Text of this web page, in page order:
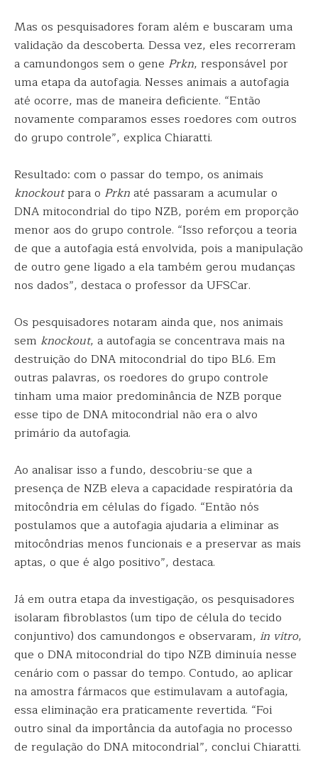
Mas os pesquisadores foram além e buscaram uma
validação da descoberta. Dessa vez, eles recorreram
a camundongos sem o gene Prkn, responsável por
uma etapa da autofagia. Nesses animais a autofagia
até ocorre, mas de maneira deficiente. “Então
novamente comparamos esses roedores com outros
do grupo controle”, explica Chiaratti.
Resultado: com o passar do tempo, os animais
knockoutpara o Prknaté passaram a acumular o
DNA mitocondrial do tipo NZB, porém em proporção
menor aos do grupo controle. “Isso reforçou a teoria
de que a autofagia está envolvida, pois a manipulação
de outro gene ligado a ela também gerou mudanças
nos dados”, destaca o professor da UFSCar.
Os pesquisadores notaram ainda que, nos animais
sem knockout, a autofagia se concentrava mais na
destruição do DNA mitocondrial do tipo BL6. Em
outras palavras, os roedores do grupo controle
tinham uma maior predominância de NZB porque
esse tipo de DNA mitocondrial não era o alvo
primário da autofagia.
Ao analisar isso a fundo, descobriu-se que a
presença de NZB eleva a capacidade respiratória da
mitocôndria em células do fígado. “Então nós
postulamos que a autofagia ajudaria a eliminar as
mitocôndrias menos funcionais e a preservar as mais
aptas, o que é algo positivo”, destaca.
Já em outra etapa da investigação, os pesquisadores
isolaram fibroblastos (um tipo de célula do tecido
conjuntivo) dos camundongos e observaram, in vitro,
que o DNA mitocondrial do tipo NZB diminuía nesse
cenário com o passar do tempo. Contudo, ao aplicar
na amostra fármacos que estimulavam a autofagia,
essa eliminação era praticamente revertida. “Foi
outro sinal da importância da autofagia no processo
de regulação do DNA mitocondrial”, conclui Chiaratti.